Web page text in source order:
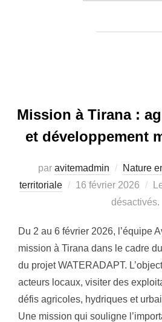
Mission à Tirana :
et développement
par avitemadmin Nature
territoriale
Publié
16 février 2026
désactivés.
Du 2 au 6 février 2026, l’équipe
mission à Tirana dans le cadre
du projet WATERADAPT.
acteurs locaux, visiter des
défis agricoles, hydriques et
Une mission qui souligne